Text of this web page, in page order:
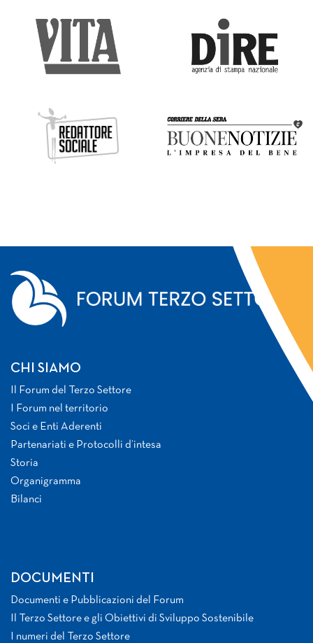
CHI SIAMO
Il Forum del Terzo Settore
I Forum nel territorio
Soci e Enti Aderenti
Partenariati e Protocolli d’intesa
Storia
Organigramma
Bilanci
DOCUMENTI
Documenti e Pubblicazioni del Forum
Il Terzo Settore e gli Obiettivi di Sviluppo Sostenibile
I numeri del Terzo Settore